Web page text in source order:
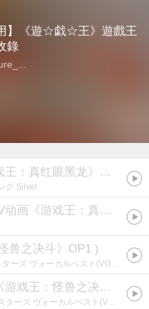
】《遊☆戯☆王》遊戲王
錄
/ TVアニメ「遊☆戯☆王」OP1テーマ
グ Silver
游戏王：真红眼黑龙》ED1 / TVアニメ「遊☆戯☆王」ED1テーマ
兽之决斗》OP1 )
ォーカルベスト(VOCAL BEST!!)
ED1 / TVアニメ「遊☆戯☆王デュエルモンスターズ」ED1テーマ
ォーカルベスト(VOCAL BEST!!)